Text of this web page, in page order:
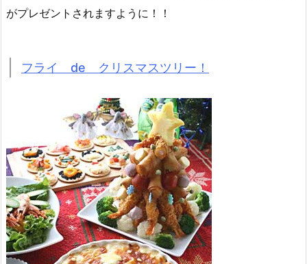
がプレゼントされますように！！
フライ de クリスマスツリー！